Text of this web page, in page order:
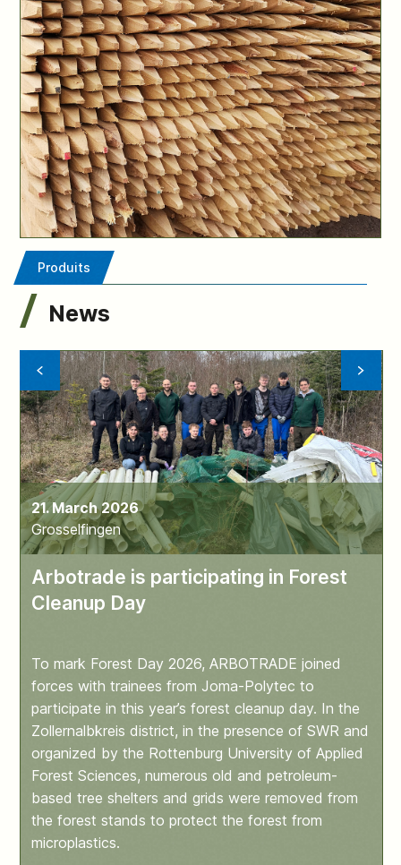
Produits
News
21. March 2026
Grosselfingen
Arbotrade is participating in Forest
Cleanup Day
To mark Forest Day 2026, ARBOTRADE joined
forces with trainees from Joma-Polytec to
participate in this year’s forest cleanup day. In the
Zollernalbkreis district, in the presence of SWR and
organized by the Rottenburg University of Applied
Forest Sciences, numerous old and petroleum-
based tree shelters and grids were removed from
the forest stands to protect the forest from
microplastics.
Vorrige
Meldung
Nächste
Meldung